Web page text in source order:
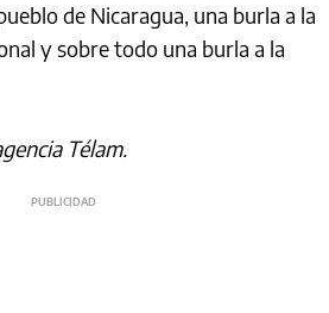
de Nicaragua, una burla a la
y sobre todo una burla a la
Télam.